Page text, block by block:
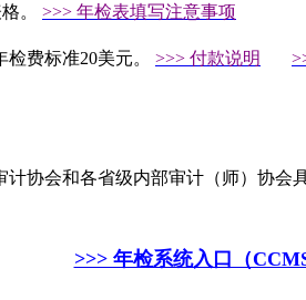
。 >>> 年检表填写注意事项
检费标准20美元。 >>> 付款说明
协会和各省级内部审计（师）协会
>>> 年检系统入口（